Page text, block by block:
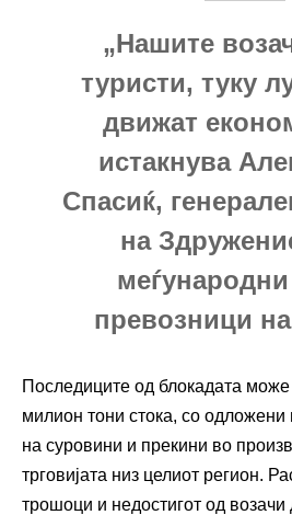
„Нашите
туристи, туку
движат
истакнува
Спасиќ,
на
превозници
Последиците од блокадата може
милион тони стока, со одложени
на суровини и прекини во
трговијата низ целиот регион.
трошоци и недостигот од возачи